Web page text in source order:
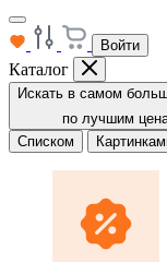
Войти
Каталог
Искать в самом
по лучшим
Списком